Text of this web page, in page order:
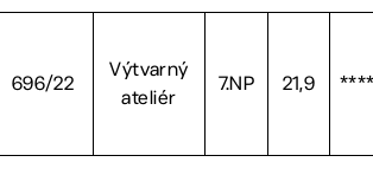
696/22
Výtvarný
ateliér
7.NP 21,9